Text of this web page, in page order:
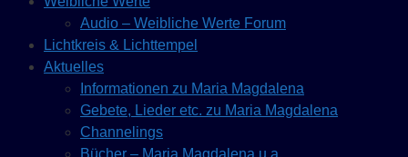
Audio – Weibliche Werte Forum
Lichtkreis & Lichttempel
Aktuelles
Informationen zu Maria Magdalena
Gebete, Lieder etc. zu Maria Magdalena
Channelings
Bücher – Maria Magdalena u.a.